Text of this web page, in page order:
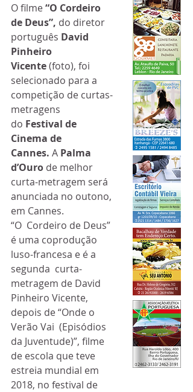
O filme “O Cordeiro
de Deus”, do diretor
português David
Pinheiro
Vicente (foto), foi
selecionado para a
competição de curtas-
metragens
do Festival de
Cinema de
Cannes. A Palma
d’Ouro de melhor
curta-metragem será
anunciada no outono,
em Cannes.
“O  Cordeiro de Deus”
é uma coprodução
luso-francesa e é a
segunda  curta-
metragem de David
Pinheiro Vicente,
depois de “Onde o
Verão Vai  (Episódios
da Juventude)”, filme
de escola que teve
estreia mundial em
2018, no festival de